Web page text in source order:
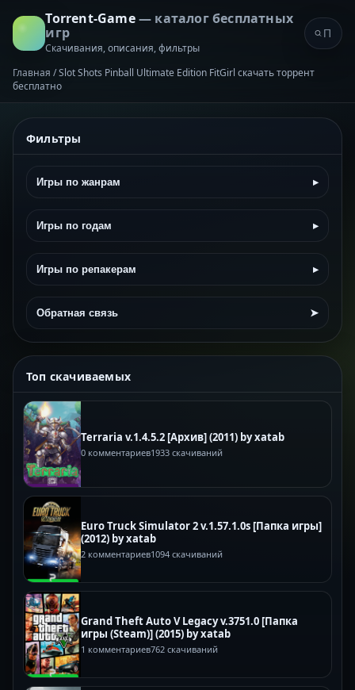
Torrent-Game— каталог бесплатных
игр
Скачивания, описания, фильтры
Главная /Slot Shots Pinball Ultimate Edition FitGirl скачать торрент
бесплатно
Фильтры
Игры по жанрам ▸
Игры по годам ▸
Игры по репакерам ▸
Обратная связь ➤
Топ скачиваемых
Terraria v.1.4.5.2 [Архив] (2011) by xatab
0 комментариев1933 скачиваний
Euro Truck Simulator 2 v.1.57.1.0s [Папка игры]
(2012) by xatab
2 комментариев1094 скачиваний
Grand Theft Auto V Legacy v.3751.0 [Папка
игры (Steam)] (2015) by xatab
1 комментариев762 скачиваний